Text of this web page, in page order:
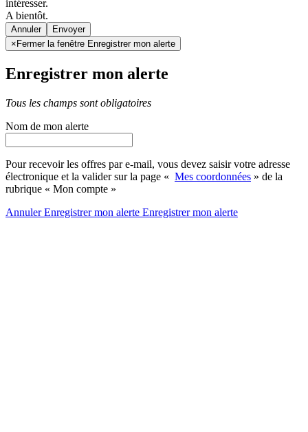
intéresser.
A bientôt.
Annuler
× Fermer la fenêtre Enregistrer mon alerte
Enregistrer mon alerte
Tous les champs sont obligatoires
Nom de mon alerte
Pour recevoir les offres par e-mail, vous devez saisir votre adresse
électronique et la valider sur la page « Mes coordonnées » de la
rubrique « Mon compte »
AnnulerEnregistrer mon alerte Enregistrermon alerte